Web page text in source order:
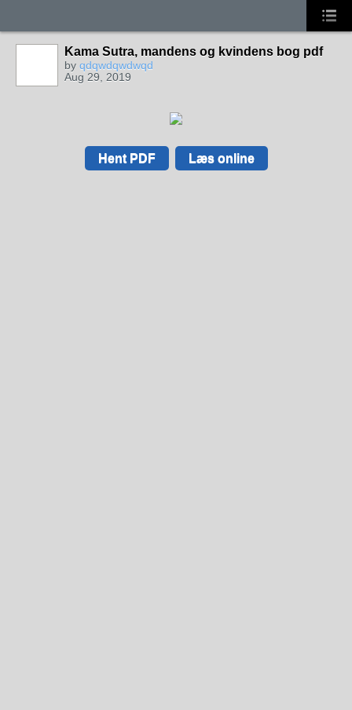
Kama Sutra, mandens og kvindens bog pdf
by qdqwdqwdwqd
Aug 29, 2019
Hent PDF Læs online